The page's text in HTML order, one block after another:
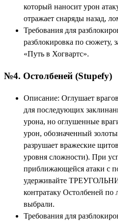
который наносит урон
отражает снаряды назад,
Требования для
разблокировка по сюжету,
«Путь в Хогвартс».
№4. Остолбеней (Stupefy)
Описание: Оглушает
для последующих
урона, но оглушенные
урон, обозначенный
разрушает вражеские
уровня сложности). При
приближающейся атаки с
удерживайте
контратаку Остолбеней по
выбрали.
Требования для